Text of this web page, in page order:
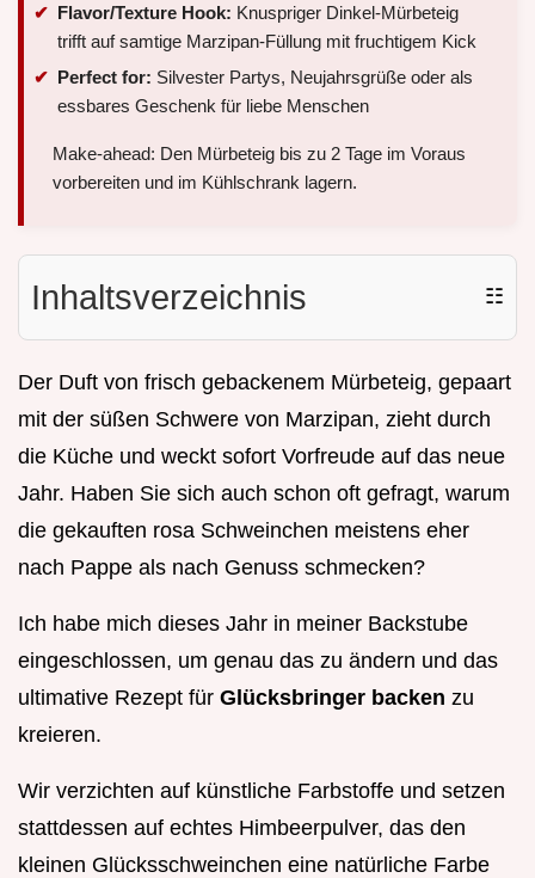
Flavor/Texture Hook: Knuspriger Dinkel-Mürbeteig
trifft auf samtige Marzipan-Füllung mit fruchtigem Kick
Perfect for: Silvester Partys, Neujahrsgrüße oder als
essbares Geschenk für liebe Menschen
Make-ahead: Den Mürbeteig bis zu 2 Tage im Voraus
vorbereiten und im Kühlschrank lagern.
Inhaltsverzeichnis ☷
Der Duft von frisch gebackenem Mürbeteig, gepaart
mit der süßen Schwere von Marzipan, zieht durch
die Küche und weckt sofort Vorfreude auf das neue
Jahr. Haben Sie sich auch schon oft gefragt, warum
die gekauften rosa Schweinchen meistens eher
nach Pappe als nach Genuss schmecken?
Ich habe mich dieses Jahr in meiner Backstube
eingeschlossen, um genau das zu ändern und das
ultimative Rezept für Glücksbringer backen zu
kreieren.
Wir verzichten auf künstliche Farbstoffe und setzen
stattdessen auf echtes Himbeerpulver, das den
kleinen Glücksschweinchen eine natürliche Farbe